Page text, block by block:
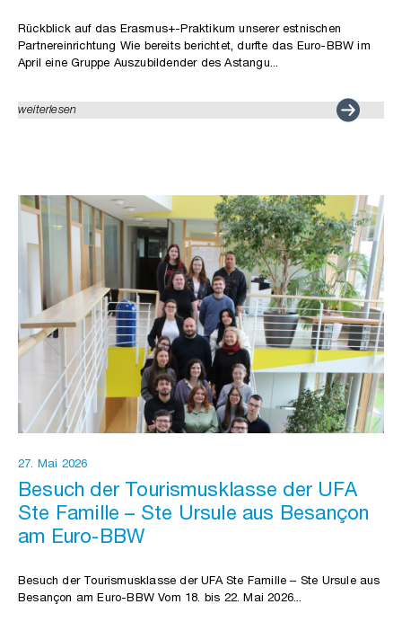
Rückblick auf das Erasmus+-Praktikum unserer estnischen
Partnereinrichtung Wie bereits berichtet, durfte das Euro-BBW im
April eine Gruppe Auszubildender des Astangu...
weiterlesen
27. Mai 2026
Besuch der Tourismusklasse der UFA
Ste Famille – Ste Ursule aus Besançon
am Euro-BBW
Besuch der Tourismusklasse der UFA Ste Famille – Ste Ursule aus
Besançon am Euro-BBW Vom 18. bis 22. Mai 2026...